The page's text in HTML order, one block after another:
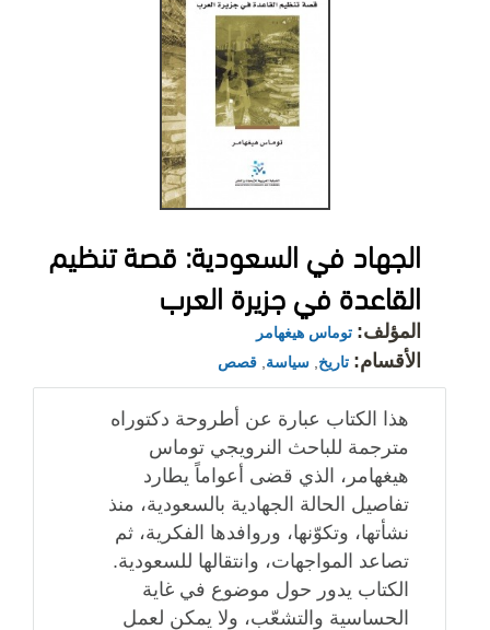
الجهاد في السعودية: قصة تنظيم
القاعدة في جزيرة العرب
المؤلف: توماس هيغهامر
الأقسام: تاريخ سياسة قصص
هذا الكتاب عبارة عن أطروحة دكتوراه
مترجمة للباحث النرويجي توماس
هيغهامر، الذي قضى أعواماً يطارد
تفاصيل الحالة الجهادية بالسعودية، منذ
نشأتها، وتكوّنها، وروافدها الفكرية، ثم
تصاعد المواجهات، وانتقالها للسعودية.
الكتاب يدور حول موضوع في غاية
الحساسية والتشعّب، ولا يمكن لعمل